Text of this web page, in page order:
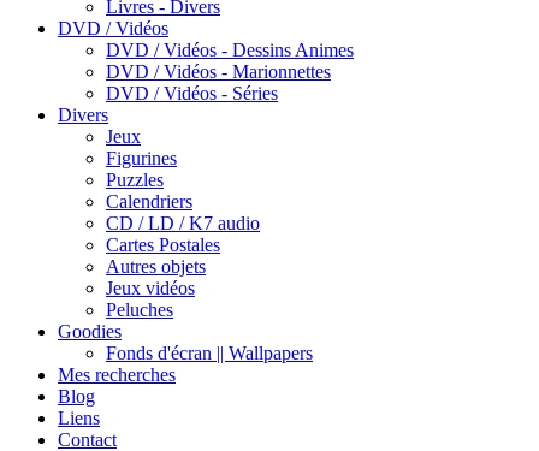
Livres - Divers
DVD / Vidéos
DVD / Vidéos - Dessins Animes
DVD / Vidéos - Marionnettes
DVD / Vidéos - Séries
Divers
Jeux
Figurines
Puzzles
Calendriers
CD / LD / K7 audio
Cartes Postales
Autres objets
Jeux vidéos
Peluches
Goodies
Fonds d'écran || Wallpapers
Mes recherches
Blog
Liens
Contact